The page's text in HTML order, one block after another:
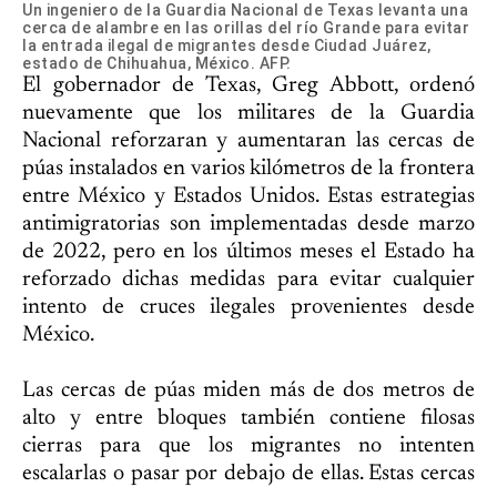
Un ingeniero de la Guardia Nacional de Texas levanta una
cerca de alambre en las orillas del río Grande para evitar
la entrada ilegal de migrantes desde Ciudad Juárez,
estado de Chihuahua, México. AFP.
El gobernador de Texas, Greg Abbott, ordenó
nuevamente que los militares de la Guardia
Nacional reforzaran y aumentaran las cercas de
púas instalados en varios kilómetros de la frontera
entre México y Estados Unidos. Estas estrategias
antimigratorias son implementadas desde marzo
de 2022, pero en los últimos meses el Estado ha
reforzado dichas medidas para evitar cualquier
intento de cruces ilegales provenientes desde
México.
Las cercas de púas miden más de dos metros de
alto y entre bloques también contiene filosas
cierras para que los migrantes no intenten
escalarlas o pasar por debajo de ellas. Estas cercas